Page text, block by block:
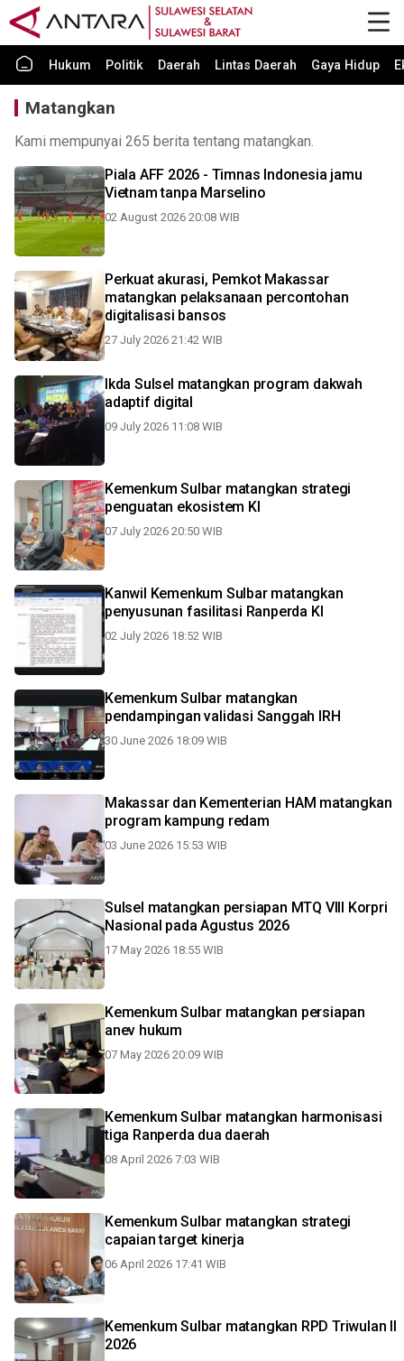
Hukum Politik Daerah Lintas Daerah Gaya Hidup
Matangkan
Kami mempunyai 265 berita tentang matangkan.
Piala AFF 2026 - Timnas Indonesia jamu
Vietnam tanpa Marselino
02 August 2026 20:08 WIB
Perkuat akurasi, Pemkot Makassar
matangkan pelaksanaan percontohan
digitalisasi bansos
27 July 2026 21:42 WIB
Ikda Sulsel matangkan program dakwah
adaptif digital
09 July 2026 11:08 WIB
Kemenkum Sulbar matangkan strategi
penguatan ekosistem KI
07 July 2026 20:50 WIB
Kanwil Kemenkum Sulbar matangkan
penyusunan fasilitasi Ranperda KI
02 July 2026 18:52 WIB
Kemenkum Sulbar matangkan
pendampingan validasi Sanggah IRH
30 June 2026 18:09 WIB
Makassar dan Kementerian HAM matangkan
program kampung redam
03 June 2026 15:53 WIB
Sulsel matangkan persiapan MTQ VIII Korpri
Nasional pada Agustus 2026
17 May 2026 18:55 WIB
Kemenkum Sulbar matangkan persiapan
anev hukum
07 May 2026 20:09 WIB
Kemenkum Sulbar matangkan harmonisasi
tiga Ranperda dua daerah
08 April 2026 7:03 WIB
Kemenkum Sulbar matangkan strategi
capaian target kinerja
06 April 2026 17:41 WIB
Kemenkum Sulbar matangkan RPD Triwulan II
2026